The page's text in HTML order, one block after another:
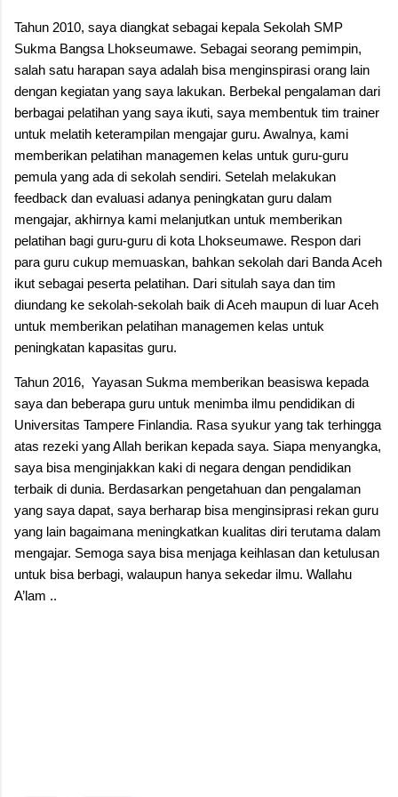
Tahun 2010, saya diangkat sebagai kepala Sekolah SMP
Sukma Bangsa Lhokseumawe. Sebagai seorang pemimpin,
salah satu harapan saya adalah bisa menginspirasi orang lain
dengan kegiatan yang saya lakukan. Berbekal pengalaman dari
berbagai pelatihan yang saya ikuti, saya membentuk tim trainer
untuk melatih keterampilan mengajar guru. Awalnya, kami
memberikan pelatihan managemen kelas untuk guru-guru
pemula yang ada di sekolah sendiri. Setelah melakukan
feedback dan evaluasi adanya peningkatan guru dalam
mengajar, akhirnya kami melanjutkan untuk memberikan
pelatihan bagi guru-guru di kota Lhokseumawe. Respon dari
para guru cukup memuaskan, bahkan sekolah dari Banda Aceh
ikut sebagai peserta pelatihan. Dari situlah saya dan tim
diundang ke sekolah-sekolah baik di Aceh maupun di luar Aceh
untuk memberikan pelatihan managemen kelas untuk
peningkatan kapasitas guru.
Tahun 2016, Yayasan Sukma memberikan beasiswa kepada
saya dan beberapa guru untuk menimba ilmu pendidikan di
Universitas Tampere Finlandia. Rasa syukur yang tak terhingga
atas rezeki yang Allah berikan kepada saya. Siapa menyangka,
saya bisa menginjakkan kaki di negara dengan pendidikan
terbaik di dunia. Berdasarkan pengetahuan dan pengalaman
yang saya dapat, saya berharap bisa menginsiprasi rekan guru
yang lain bagaimana meningkatkan kualitas diri terutama dalam
mengajar. Semoga saya bisa menjaga keihlasan dan ketulusan
untuk bisa berbagi, walaupun hanya sekedar ilmu. Wallahu
A’lam ..